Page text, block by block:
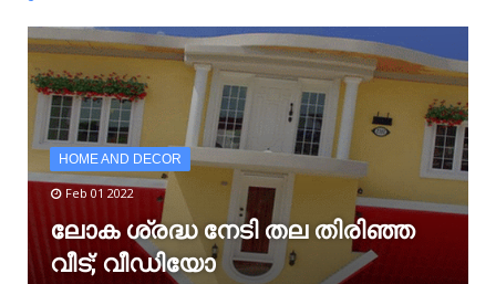
HOME AND DECOR
Feb 01 2022
ലോക ശ്രദ്ധ നേടി തല തിരിഞ്ഞ
വീട്; വീഡിയോ